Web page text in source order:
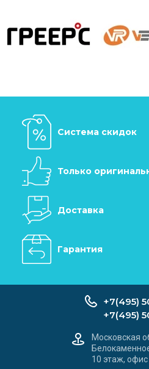
Система скидок
Только
Доставка
Гарантия
+7(495)
+7(495)
Московская
10 этаж,